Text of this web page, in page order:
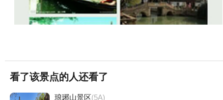
看了该景点的人还看了
琅琊山景区(5A)